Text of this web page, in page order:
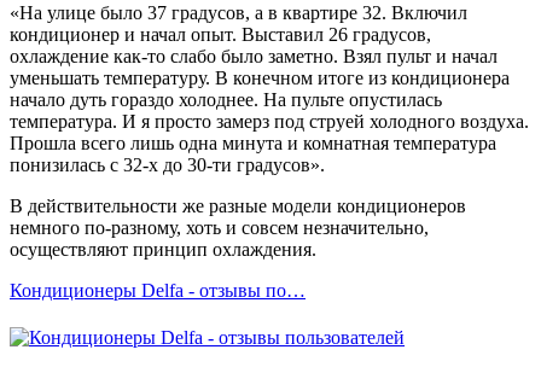
«На улице было 37 градусов, а в квартире 32. Включил
кондиционер и начал опыт. Выставил 26 градусов,
охлаждение как-то слабо было заметно. Взял пульт и начал
уменьшать температуру. В конечном итоге из кондиционера
начало дуть гораздо холоднее. На пульте опустилась
температура. И я просто замерз под струей холодного воздуха.
Прошла всего лишь одна минута и комнатная температура
понизилась с 32-х до 30-ти градусов».
В действительности же разные модели кондиционеров
немного по-разному, хоть и совсем незначительно,
осуществляют принцип охлаждения.
Кондиционеры Delfa - отзывы по…